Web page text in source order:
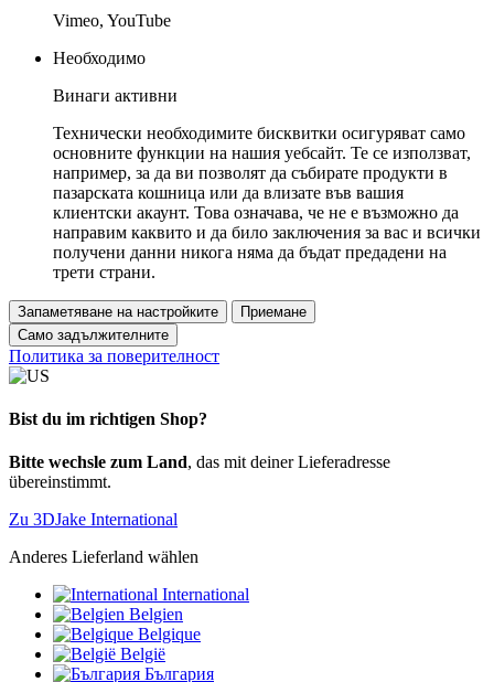
Vimeo, YouTube
Необходимо
Винаги активни
Технически необходимите бисквитки осигуряват само
основните функции на нашия уебсайт. Те се използват,
например, за да ви позволят да събирате продукти в
пазарската кошница или да влизате във вашия
клиентски акаунт. Това означава, че не е възможно да
направим каквито и да било заключения за вас и всички
получени данни никога няма да бъдат предадени на
трети страни.
Запаметяване на настройките
Приемане
Само задължителните
Политика за поверителност
Bist du im richtigen Shop?
Bitte wechsle zum Land, das mit deiner Lieferadresse
übereinstimmt.
Zu 3DJake International
Anderes Lieferland wählen
International
Belgien
Belgique
België
България